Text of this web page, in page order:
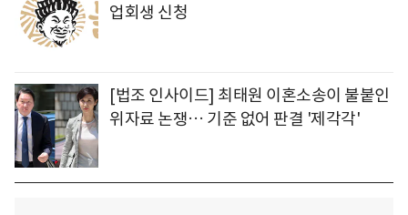
업회생 신청
[법조 인사이드] 최태원 이혼소송이 불붙인
위자료 논쟁… 기준 없어 판결 '제각각'